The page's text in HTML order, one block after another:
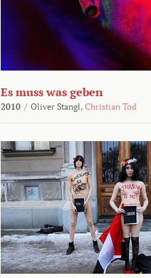
Es muss was geben
2010 / Oliver Stangl, Christian Tod